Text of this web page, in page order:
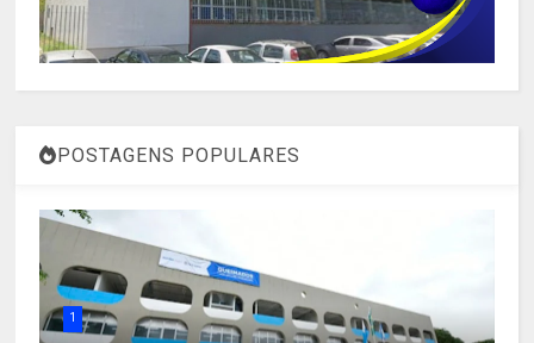
POSTAGENS POPULARES
1